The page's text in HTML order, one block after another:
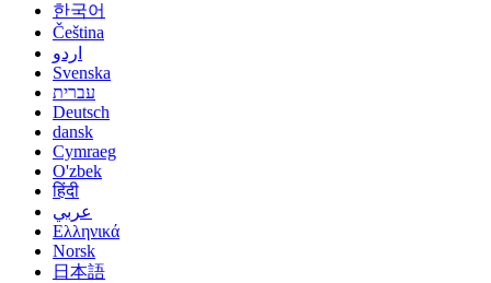
한국어
Čeština
اردو
Svenska
עברית
Deutsch
dansk
Cymraeg
O'zbek
हिंदी
عربي
Ελληνικά
Norsk
日本語